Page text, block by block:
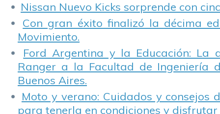
Nissan Nuevo Kicks sorprende con
Con gran éxito finalizó la décima
Movimiento.
Ford Argentina y la Educación: La
Ranger a la Facultad de Ingeniería
Buenos Aires.
Moto y verano: Cuidados y consejos
para tenerla en condiciones y disfrutar